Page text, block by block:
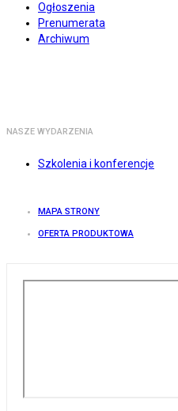
Ogłoszenia
Prenumerata
Archiwum
NASZE WYDARZENIA
Szkolenia i konferencje
MAPA STRONY
OFERTA PRODUKTOWA